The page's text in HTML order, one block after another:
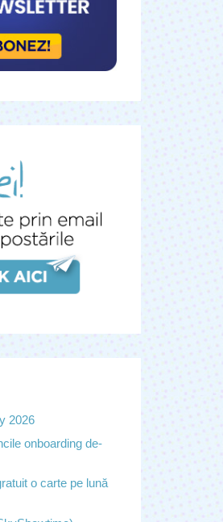
2026
onboarding de-
o carte pe lună